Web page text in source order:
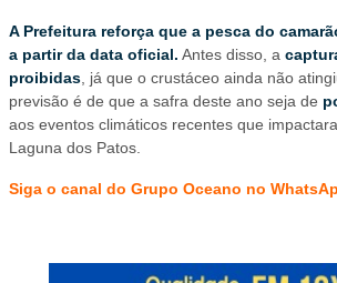
A Prefeitura reforça que a pesca do
a partir da data oficial. Antes disso, a
proibidas , já que o crustáceo ainda não
previsão é de que a safra deste ano seja de
aos eventos climáticos recentes que
Laguna dos Patos.
Siga o canal do Grupo Oceano no